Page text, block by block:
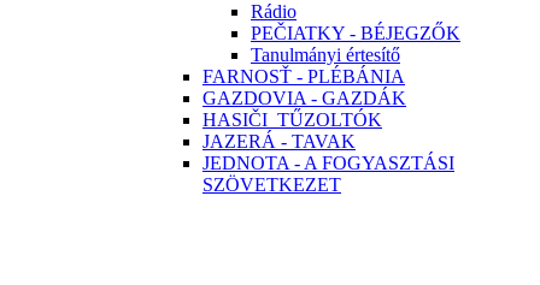
Rádio
PEČIATKY - BÉJEGZŐK
Tanulmányi értesítő
FARNOSŤ - PLÉBÁNIA
GAZDOVIA - GAZDÁK
HASIČI_TŰZOLTÓK
JAZERÁ - TAVAK
JEDNOTA - A FOGYASZTÁSI
SZÖVETKEZET